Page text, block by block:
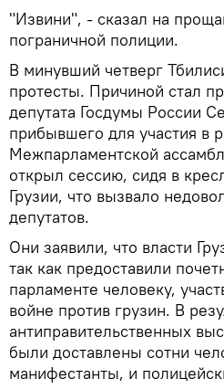
"Извини", - сказал на
пограничной полиции.
В минувший четверг
протесты. Причиной стал
депутата Госдумы России
прибывшего для участия в
Межпарламентской
открыл сессию, сидя в
Грузии, что вызвало
депутатов.
Они заявили, что власти
так как предоставили
парламенте человеку,
войне против грузин. В
антиправительственных
были доставлены сотни
манифестанты, и